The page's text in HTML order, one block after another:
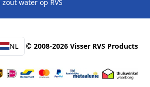
water op RVS
NL © 2008-2026 Visser RVS Products